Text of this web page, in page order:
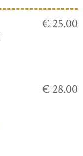
€ 25.00
€ 28.00